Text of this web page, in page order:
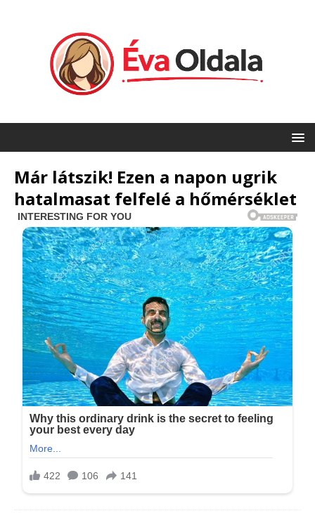
Már látszik! Ezen a napon ugrik
hatalmasat felfelé a hőmérséklet